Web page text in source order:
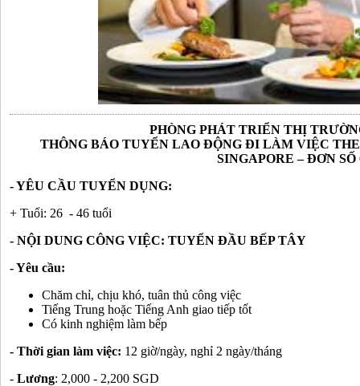
PHÒNG PHÁT TRIỂN THỊ
THÔNG BÁO TUYỂN LAO ĐỘNG ĐI LÀM VIỆC
SINGAPORE – ĐƠN SỐ
- YÊU CẦU TUYỂN DỤNG:
+ Tuổi: 26 - 46 tuổi
- NỘI DUNG CÔNG VIỆC: TUYỂN ĐẦU BẾP TÂY
- Yêu cầu:
Chăm chỉ, chịu khó, tuân thủ công việc
Tiếng Trung hoặc Tiếng Anh giao tiếp tốt
Có kinh nghiệm làm bếp
- Thời gian làm việc: 12 giờ/ngày, nghỉ 2 ngày/tháng
- Lương: 2,000 - 2,200 SGD